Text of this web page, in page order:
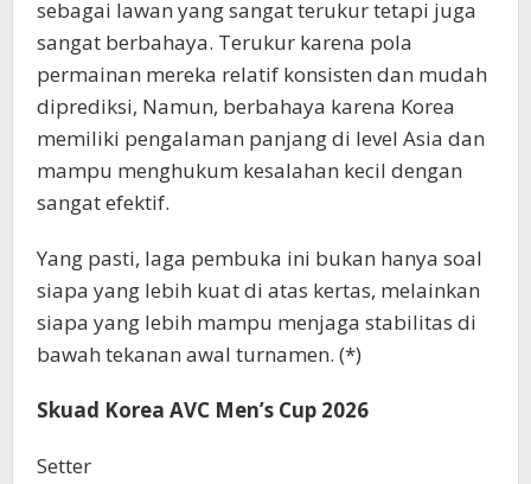
sebagai lawan yang sangat terukur tetapi juga
sangat berbahaya. Terukur karena pola
permainan mereka relatif konsisten dan mudah
diprediksi, Namun, berbahaya karena Korea
memiliki pengalaman panjang di level Asia dan
mampu menghukum kesalahan kecil dengan
sangat efektif.
Yang pasti, laga pembuka ini bukan hanya soal
siapa yang lebih kuat di atas kertas, melainkan
siapa yang lebih mampu menjaga stabilitas di
bawah tekanan awal turnamen. (*)
Skuad Korea AVC Men’s Cup 2026
Setter